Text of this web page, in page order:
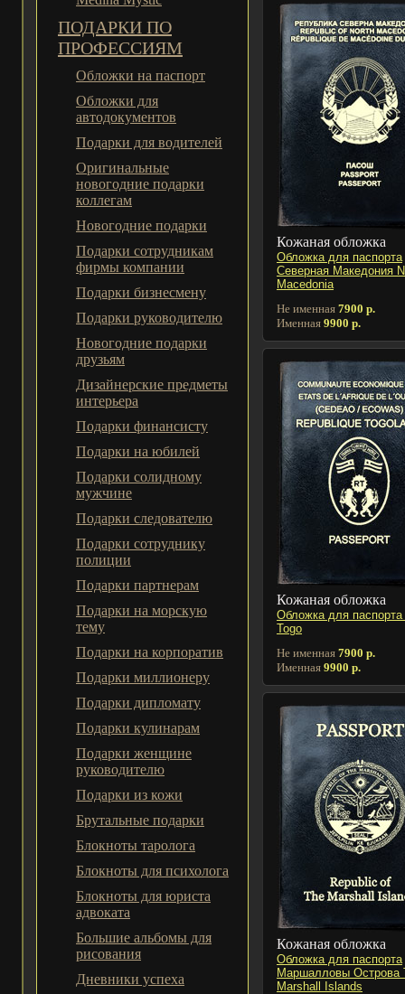
ПОДАРКИ ПО
ПРОФЕССИЯМ
Обложки на паспорт
Обложки для
автодокументов
Подарки для водителей
Оригинальные
новогодние подарки
коллегам
Новогодние подарки
Подарки сотрудникам
фирмы компании
Подарки бизнесмену
Подарки руководителю
Новогодние подарки
друзьям
Дизайнерские предметы
интерьера
Подарки финансисту
Подарки на юбилей
Подарки солидному
мужчине
Подарки следователю
Подарки сотруднику
полиции
Подарки партнерам
Подарки на морскую
тему
Подарки на корпоратив
Подарки миллионеру
Подарки дипломату
Подарки кулинарам
Подарки женщине
руководителю
Подарки из кожи
Брутальные подарки
Блокноты таролога
Блокноты для психолога
Блокноты для юриста
адвоката
Большие альбомы для
рисования
Дневники успеха
Кожаная обложка
Обложка для паспорта
Северная Македония
Macedonia
Не именная 7900 р.
Именная 9900 р.
Кожаная обложка
Обложка для паспорта
Togo
Не именная 7900 р.
Именная 9900 р.
Кожаная обложка
Обложка для паспорта
Маршалловы Острова
Marshall Islands